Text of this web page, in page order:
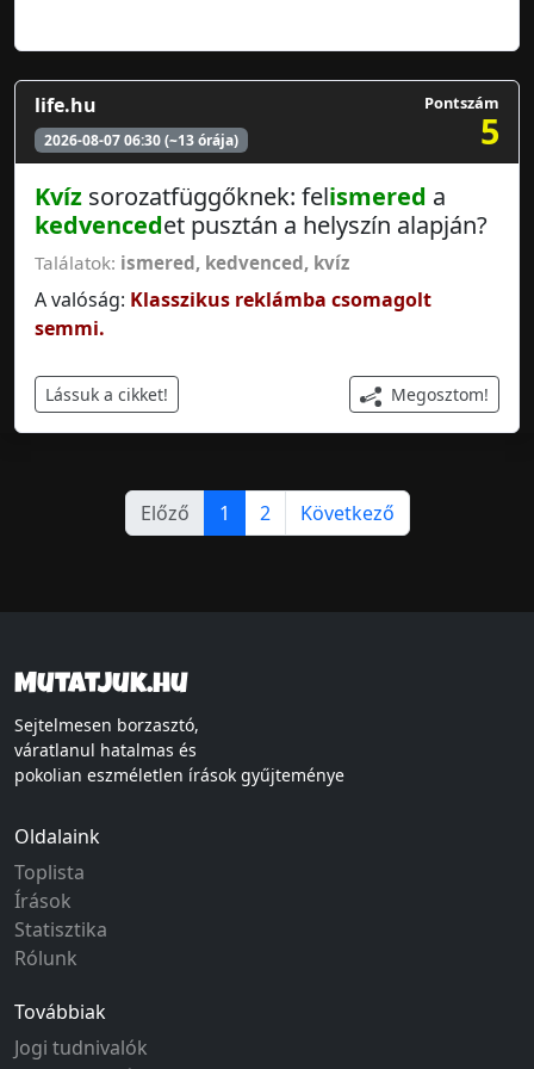
life.hu
2026-08-07 06:30 (~13 órája)
Pontszám
5
Kvíz sorozatfüggőknek: felismered a
kedvencedet pusztán a helyszín alapján?
Találatok: ismered, kedvenced, kvíz
A valóság: Klasszikus reklámba csomagolt
semmi.
Lássuk a cikket! Megosztom!
Előző 1 2 Következő
Mutatjuk.hu
Sejtelmesen borzasztó,
váratlanul hatalmas és
pokolian eszméletlen írások gyűjteménye
Oldalaink
Toplista
Írások
Statisztika
Rólunk
Továbbiak
Jogi tudnivalók